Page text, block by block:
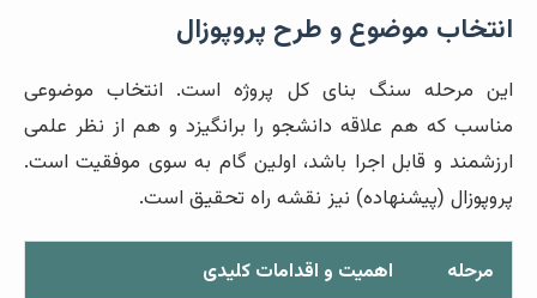
انتخاب موضوع و طرح پروپوزال
این مرحله سنگ بنای کل پروژه است. انتخاب موضوعی
مناسب که هم علاقه دانشجو را برانگیزد و هم از نظر علمی
ارزشمند و قابل اجرا باشد، اولین گام به سوی موفقیت است.
پروپوزال (پیشنهاده) نیز نقشه راه تحقیق است.
مرحله اهمیت و اقدامات کلیدی